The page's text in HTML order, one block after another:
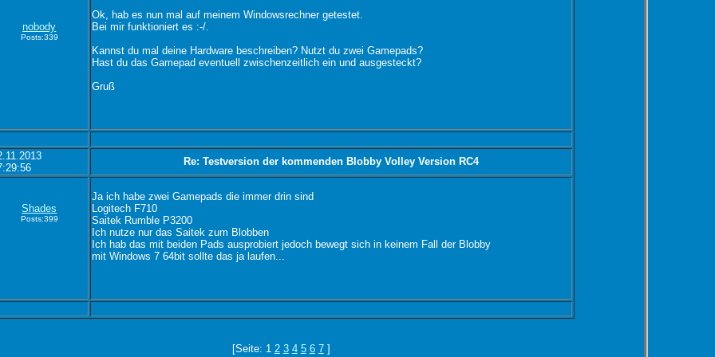
nobody
Posts:339
Ok, hab es nun mal auf meinem Windowsrechner getestet.
Bei mir funktioniert es :-/.
Kannst du mal deine Hardware beschreiben? Nutzt du zwei Gamepads?
Hast du das Gamepad eventuell zwischenzeitlich ein und ausgesteckt?
Gruß
Re: Testversion der kommenden Blobby Volley Version RC4
Shades
Posts:399
Ja ich habe zwei Gamepads die immer drin sind
Logitech F710
Saitek Rumble P3200
Ich nutze nur das Saitek zum Blobben
Ich hab das mit beiden Pads ausprobiert jedoch bewegt sich in keinem Fall der Blobby
mit Windows 7 64bit sollte das ja laufen...
[Seite: 1 2 3 4 5 6 7]